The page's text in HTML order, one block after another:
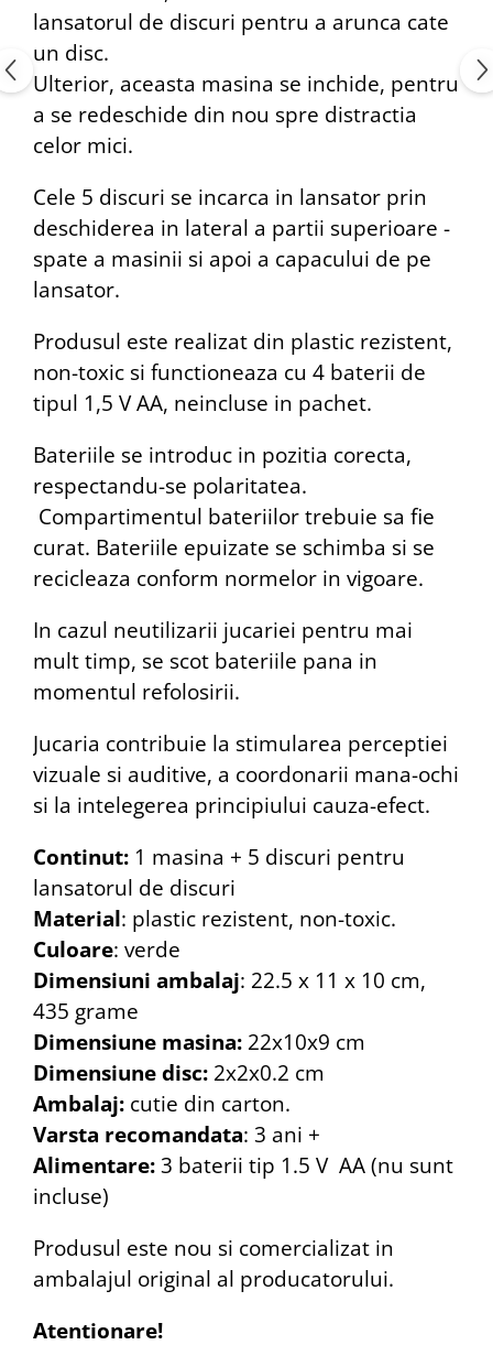
lansatorul de discuri pentru a arunca cate
un disc.
Ulterior, aceasta masina se inchide, pentru
a se redeschide din nou spre distractia
celor mici.
Cele 5 discuri se incarca in lansator prin
deschiderea in lateral a partii superioare -
spate a masinii si apoi a capacului de pe
lansator.
Produsul este realizat din plastic rezistent,
non-toxic si functioneaza cu 4 baterii de
tipul 1,5 V AA, neincluse in pachet.
Bateriile se introduc in pozitia corecta,
respectandu-se polaritatea.
Compartimentul bateriilor trebuie sa fie
curat. Bateriile epuizate se schimba si se
recicleaza conform normelor in vigoare.
In cazul neutilizarii jucariei pentru mai
mult timp, se scot bateriile pana in
momentul refolosirii.
Jucaria contribuie la stimularea perceptiei
vizuale si auditive, a coordonarii mana-ochi
si la intelegerea principiului cauza-efect.
Continut: 1 masina + 5 discuri pentru
lansatorul de discuri
Material: plastic rezistent, non-toxic.
Culoare: verde
Dimensiuni ambalaj: 22.5 x 11 x 10 cm,
435 grame
Dimensiune masina: 22x10x9 cm
Dimensiune disc: 2x2x0.2 cm
Ambalaj: cutie din carton.
Varsta recomandata: 3 ani +
Alimentare: 3 baterii tip 1.5 V AA (nu sunt
incluse)
Produsul este nou si comercializat in
ambalajul original al producatorului.
Atentionare!